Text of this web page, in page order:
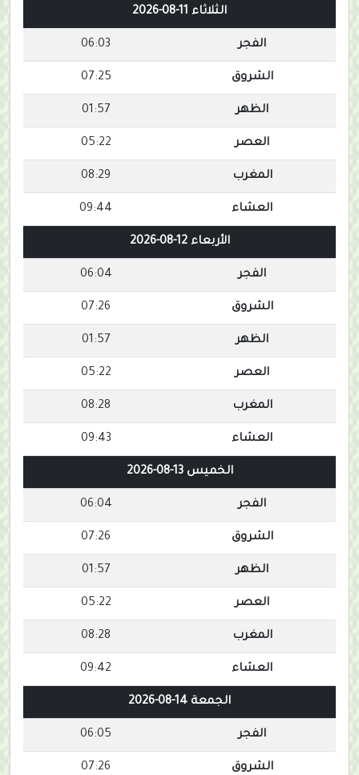
الثلاثاء 11-08-2026
الفجر 06:03
الشروق 07:25
الظهر 01:57
العصر 05:22
المغرب 08:29
العشاء 09:44
الأربعاء 12-08-2026
الفجر 06:04
الشروق 07:26
الظهر 01:57
العصر 05:22
المغرب 08:28
العشاء 09:43
الخميس 13-08-2026
الفجر 06:04
الشروق 07:26
الظهر 01:57
العصر 05:22
المغرب 08:28
العشاء 09:42
الجمعة 14-08-2026
الفجر 06:05
الشروق 07:26